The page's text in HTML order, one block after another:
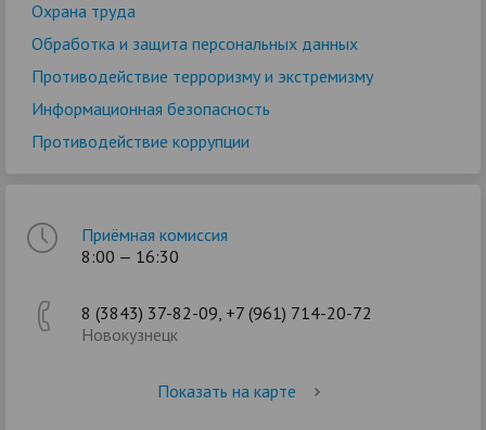
Охрана труда
Обработка и защита персональных данных
Противодействие терроризму и экстремизму
Информационная безопасность
Противодействие коррупции
Приёмная комиссия
8:00 — 16:30
8 (3843) 37-82-09, +7 (961) 714-20-72
Новокузнецк
Показать на карте